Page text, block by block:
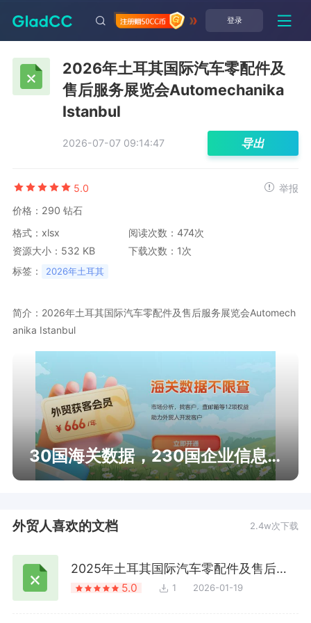
登录
2026年土耳其国际汽车零配件及
售后服务展览会Automechanika
Istanbul
2026-07-07 09:14:47 导出
5.0
举报
价格：290 钻石
格式：xlsx
阅读次数：474次
资源大小：532 KB
下载次数：1次
标签：
2026年土耳其
简介：2026年土耳其国际汽车零配件及售后服务展览会Automech
anika Istanbul
30国海关数据，230国企业信息查询
外贸人喜欢的文档 2.4w次下载
2025年土耳其国际汽车零配件及售后服务展览会Automechanika Istanbul
5.0 1 2026-01-19